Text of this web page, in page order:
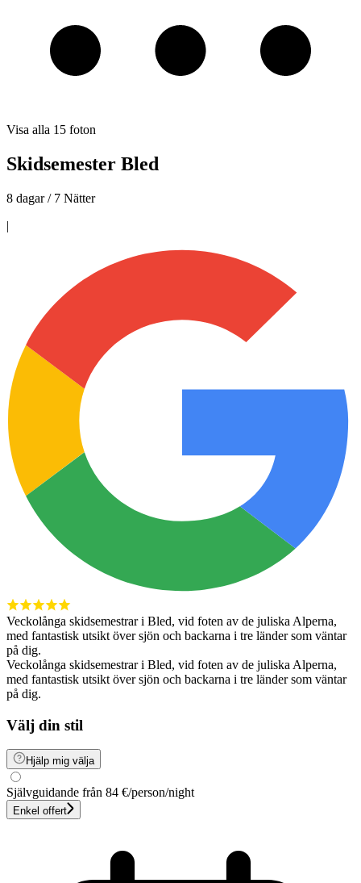
Visa alla 15 foton
Skidsemester Bled
8 dagar / 7 Nätter
|
Veckolånga skidsemestrar i Bled, vid foten av de juliska Alperna,
med fantastisk utsikt över sjön och backarna i tre länder som väntar
på dig.
Veckolånga skidsemestrar i Bled, vid foten av de juliska Alperna,
med fantastisk utsikt över sjön och backarna i tre länder som väntar
på dig.
Välj din stil
Hjälp mig välja
Självguidande från 84 €/person/night
Enkel offert